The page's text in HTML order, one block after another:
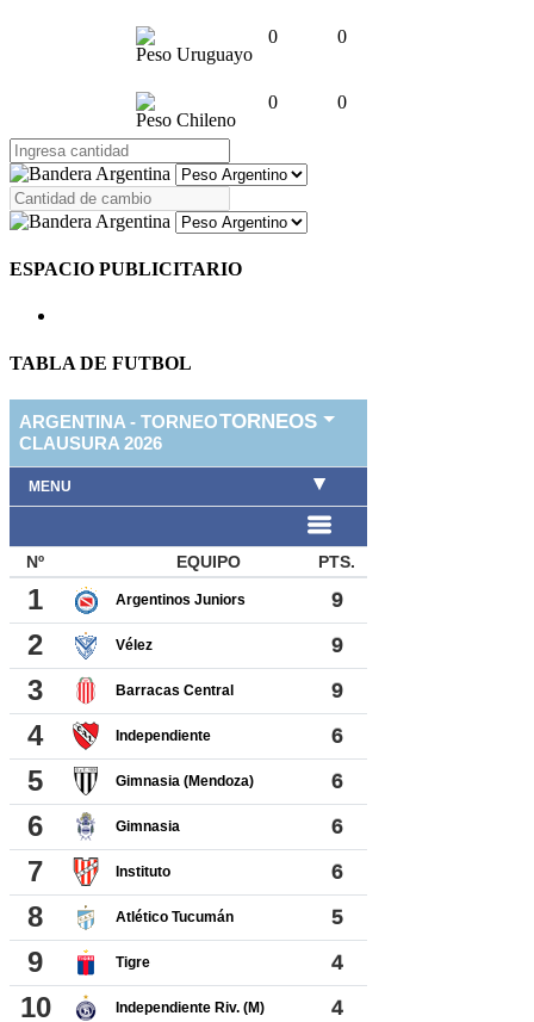
Peso Uruguayo
0 0
Peso Chileno
0 0
ESPACIO PUBLICITARIO
TABLA DE FUTBOL